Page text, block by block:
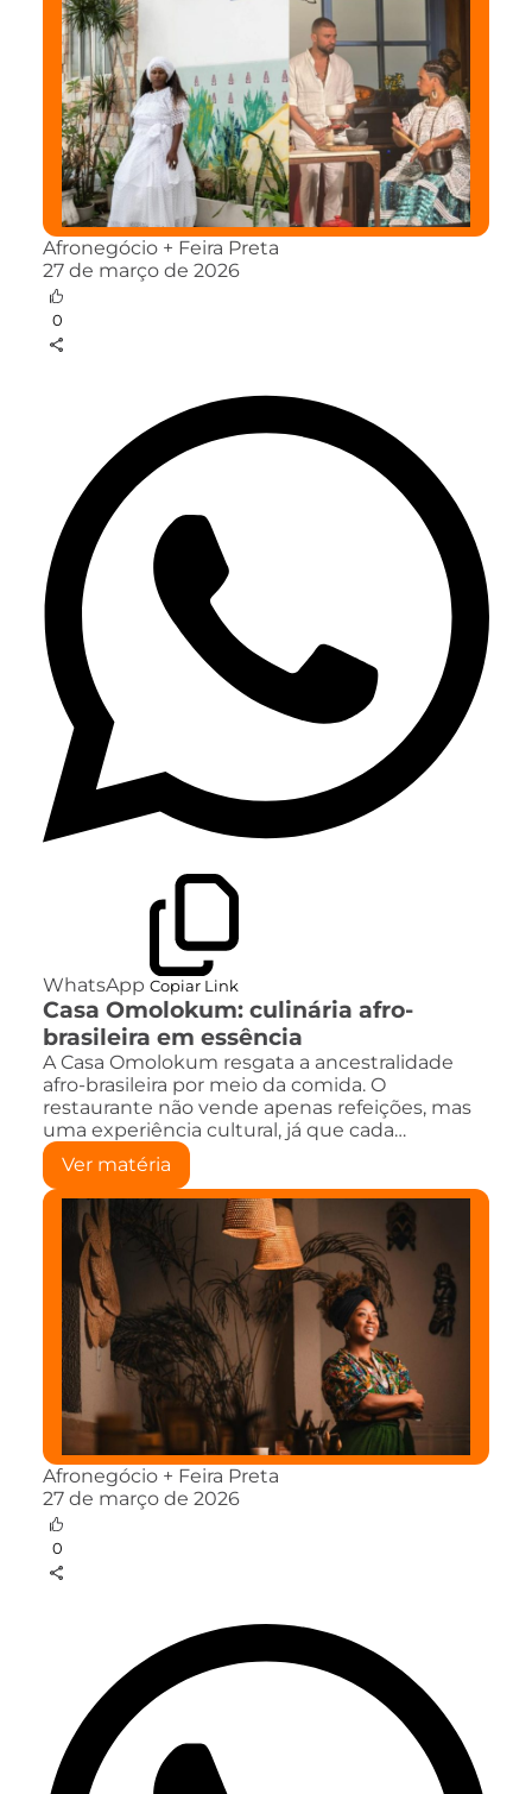
Afronegócio + Feira Preta
27 de março de 2026
0
WhatsApp Copiar Link
Casa Omolokum: culinária afro-
brasileira em essência
A Casa Omolokum resgata a ancestralidade
afro-brasileira por meio da comida. O
restaurante não vende apenas refeições, mas
uma experiência cultural, já que cada…
Ver matéria
Afronegócio + Feira Preta
27 de março de 2026
0